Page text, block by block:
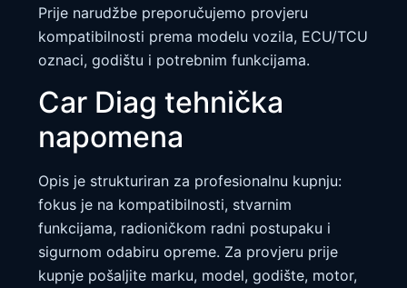
Prije narudžbe preporučujemo provjeru
kompatibilnosti prema modelu vozila, ECU/TCU
oznaci, godištu i potrebnim funkcijama.
Car Diag tehnička
napomena
Opis je strukturiran za profesionalnu kupnju:
fokus je na kompatibilnosti, stvarnim
funkcijama, radioničkom radni postupaku i
sigurnom odabiru opreme. Za provjeru prije
kupnje pošaljite marku, model, godište, motor,